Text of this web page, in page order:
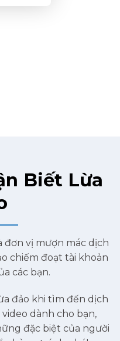
Biết Lừa
đơn vị mượn mác dịch
chiếm đoạt tài khoản
các bạn.
đảo khi tìm đến dịch
dành cho bạn,
đặc biệt của người